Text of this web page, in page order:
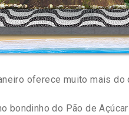
oferece muito mais
bondinho do Pão de